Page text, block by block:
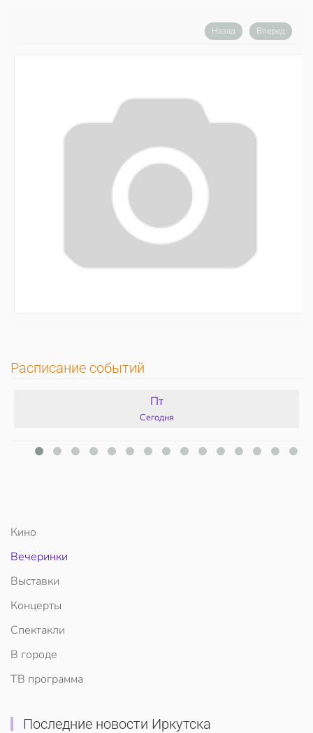
Назад Вперед
Расписание событий
Пт
Сегодня
Кино
Вечеринки
Выставки
Концерты
Спектакли
В городе
ТВ программа
Последние новости Иркутска